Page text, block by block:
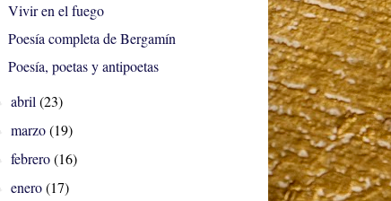
Vivir en el fuego
Poesía completa de Bergamín
Poesía, poetas y antipoetas
abril(23)
marzo(19)
febrero(16)
enero(17)